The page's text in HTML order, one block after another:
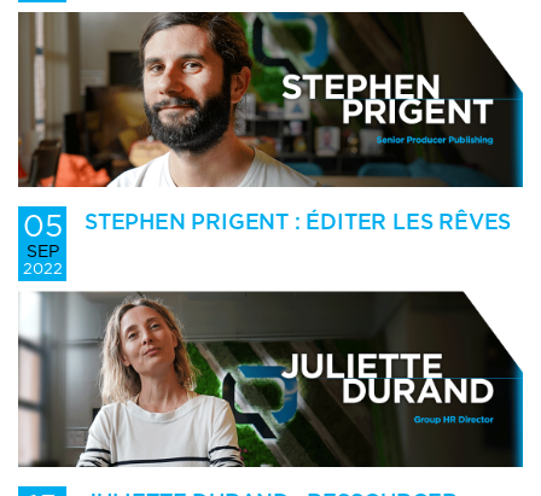
05
SEP
2022
STEPHEN PRIGENT : ÉDITER LES RÊVES